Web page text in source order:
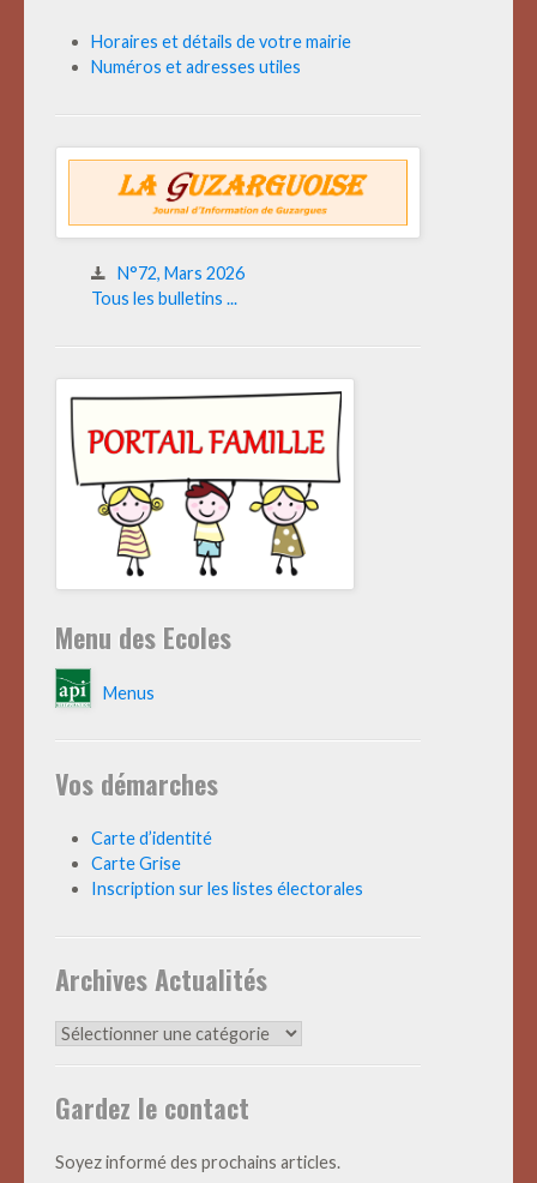
Horaires et détails de votre mairie
Numéros et adresses utiles
N°72, Mars 2026
Tous les bulletins ...
Menu des Ecoles
Menus
Vos démarches
Carte d’identité
Carte Grise
Inscription sur les listes électorales
Archives Actualités
Archives
Gardez le contact
Soyez informé des prochains articles.